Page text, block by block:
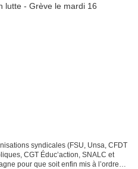
syndicales (FSU, Unsa, CFDT
CGT Éduc’action, SNALC et
pour que soit enfin mis à l’ordre